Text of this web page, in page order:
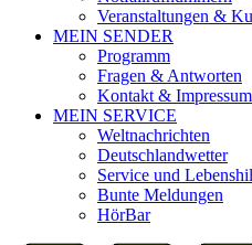
Veranstaltungen &
MEIN SENDER
Programm
Fragen & Antworten
Kontakt & Impressum
MEIN SERVICE
Weltnachrichten
Deutschlandwetter
Service und
Bunte Meldungen
HörBar